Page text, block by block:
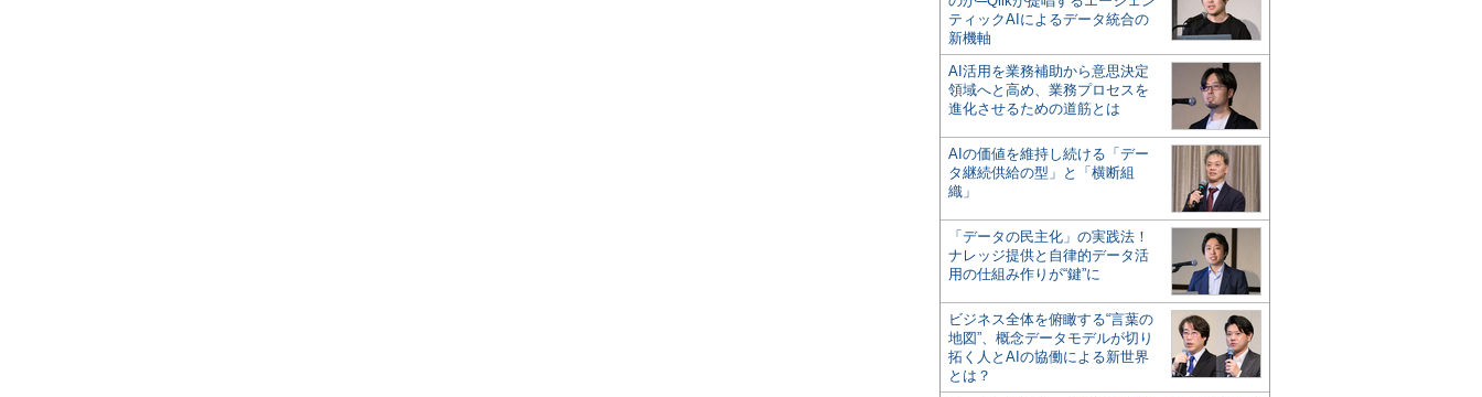
ティックAIによるデータ統合の
新機軸
AI活用を業務補助から意思決定
領域へと高め、業務プロセスを
進化させるための道筋とは
AIの価値を維持し続ける「デー
タ継続供給の型」と「横断組
織」
「データの民主化」の実践法！
ナレッジ提供と自律的データ活
用の仕組み作りが“鍵”に
ビジネス全体を俯瞰する“言葉の
地図”、概念データモデルが切り
拓く人とAIの協働による新世界
とは？